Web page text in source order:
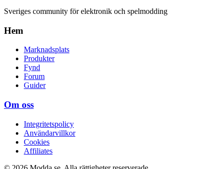
Sveriges community för elektronik och spelmodding
Hem
Marknadsplats
Produkter
Fynd
Forum
Guider
Om oss
Integritetspolicy
Användarvillkor
Cookies
Affiliates